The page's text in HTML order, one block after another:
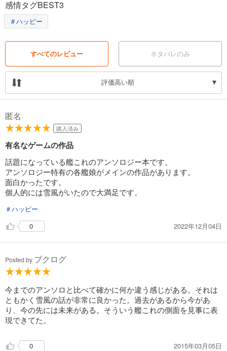
感情タグBEST3
＃ハッピー
すべてのレビュー ネタバレのみ
評価高い順
匿名
購入済み
有名なゲームの作品
話題になっている艦これのアンソロジー本です。
アンソロジー特有の各艦娘がメインの作品があります。
面白かったです。
個人的には雪風がいたので大満足です。
＃ハッピー
0
2022年12月04日
Posted by ブクログ
今までのアンソロと比べて確かに何か違う感じがある。それは
ともかく雪風の話が非常に良かった。過去があるから今があ
り、今の先には未来がある。そういう艦これの側面を見事に表
現できてた。
0 2015年03月05日